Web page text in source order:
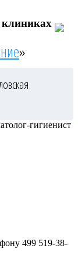
клиниках
»
гигиенист
499 519-38-